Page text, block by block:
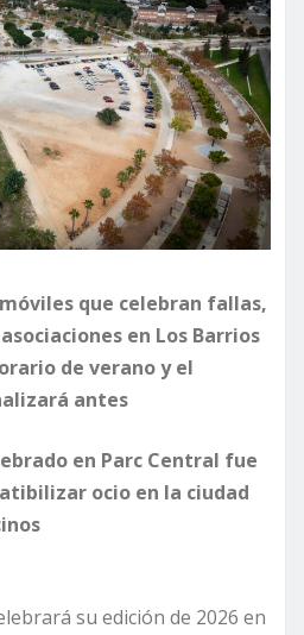
que celebran fallas,
en Los Barrios
de verano y el
antes
en Parc Central fue
ocio en la ciudad
su edición de 2026 en